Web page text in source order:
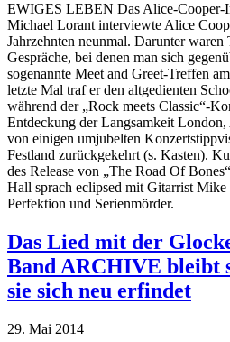
EWIGES LEBEN Das Alice-Cooper-
Michael Lorant interviewte Alice
Jahrzehnten neunmal. Darunter waren
Gespräche, bei denen man sich
sogenannte Meet and Greet-Treffen
letzte Mal traf er den altgedienten
während der „Rock meets Classic“-
Entdeckung der Langsamkeit
von einigen umjubelten
Festland zurückgekehrt (s. Kasten).
des Release von „The Road Of
Hall sprach eclipsed mit Gitarrist
Perfektion und Serienmörder.
Das Lied mit der
Band ARCHIVE bleibt
sie sich neu erfindet
29. Mai 2014